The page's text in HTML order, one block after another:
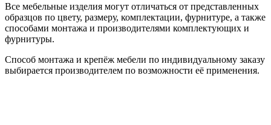
Все мебельные изделия могут отличаться от представленных
образцов по цвету, размеру, комплектации, фурнитуре, а также
способами монтажа и производителями комплектующих и
фурнитуры.
Способ монтажа и крепёж мебели по индивидуальному заказу
выбирается производителем по возможности её применения.